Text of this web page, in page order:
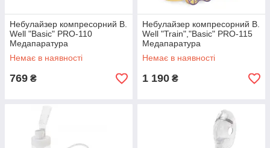
Небулайзер компресорний B.
Well "Basic" PRO-110
Медапаратура
Немає в наявності
769 ₴
Небулайзер компресорний B.
Well "Train","Basic" PRO-115
Медапаратура
Немає в наявності
1 190 ₴